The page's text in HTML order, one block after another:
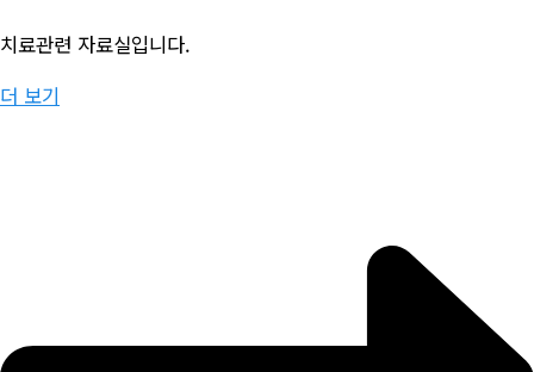
치료관련 자료실입니다.
더 보기